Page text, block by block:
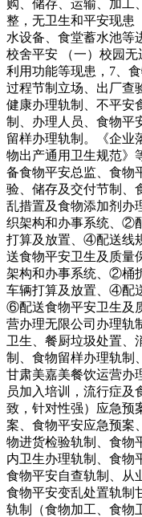
购、储存、运输、加工
整，无卫生和平安现患
水设备、食堂蓄水池等
校舍平安 （一）校园
利用功能等现患，7、
过程节制立场、出厂查
健康办理轨制、不平安
制、办理人员、食物平
留样办理轨制。《企业
物出产通用卫生规范》
备食物平安总监、食物
验、储存及交付节制、
乱措置及食物添加剂办
织架构和办事系统、②
打算及放置、④配送线
送食物平安卫生及质量
架构和办事系统、②桶
车辆打算及放置、④配
⑥配送食物平安卫生及
营办理无限公司办理轨
卫生、餐厨垃圾处置、
制、食物留样办理轨制
甘肃美嘉美餐饮运营办
员加入培训，流行症及
致，针对性强）应急预
案、食物平安应急预案
物进货检验轨制、食物
内卫生办理轨制、食物
食物平安自查轨制、从
食物平安变乱处置轨制
轨制（食物加工、食物